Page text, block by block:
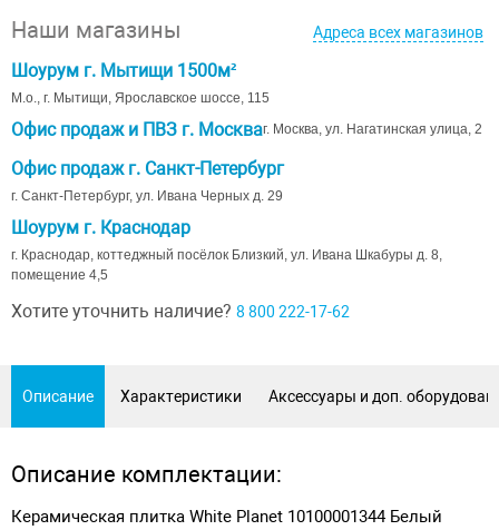
Наши магазины Адреса всех магазинов
Шоурум г. Мытищи 1500м²
М.о., г. Мытищи, Ярославское шоссе, 115
Офис продаж и ПВЗ г. Москваг. Москва, ул. Нагатинская улица, 2
Офис продаж г. Санкт-Петербург
г. Санкт-Петербург, ул. Ивана Черных д. 29
Шоурум г. Краснодар
г. Краснодар, коттеджный посёлок Близкий, ул. Ивана Шкабуры д. 8,
помещение 4,5
Хотите уточнить наличие? 8 800 222-17-62
Описание Характеристики Аксессуары и доп.
Описание комплектации:
Керамическая плитка White Planet 10100001344 Белый